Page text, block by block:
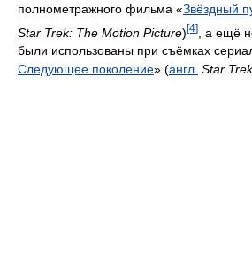
полнометражного фильма «Звёздный
Star Trek: The Motion Picture)[4]
, а ещё
были использованы при съёмках
Следующее поколение» (англ. Star